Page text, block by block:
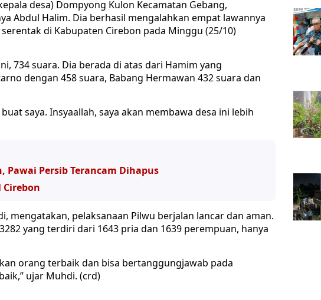
desa) Dompyong Kulon Kecamatan Gebang,
Abdul Halim. Dia berhasil mengalahkan empat lawannya
di Kabupaten Cirebon pada Minggu (25/10)
734 suara. Dia berada di atas dari Hamim yang
dengan 458 suara, Babang Hermawan 432 suara dan
saya. Insyaallah, saya akan membawa desa ini lebih
Persib Terancam Dihapus
mengatakan, pelaksanaan Pilwu berjalan lancar dan aman.
yang terdiri dari 1643 pria dan 1639 perempuan, hanya
orang terbaik dan bisa bertanggungjawab pada
ujar Muhdi. (crd)